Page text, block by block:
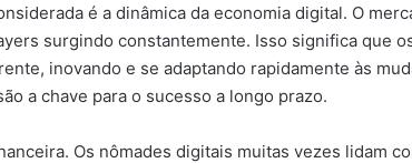
é a dinâmica da economia digital. O
surgindo constantemente. Isso significa que
inovando e se adaptando rapidamente às
a chave para o sucesso a longo prazo.
Os nômades digitais muitas vezes lidam